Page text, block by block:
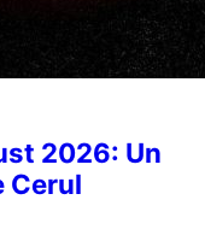
2026: Un
Cerul